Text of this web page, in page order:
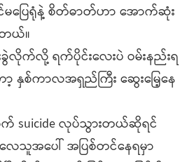
င်မပြေရုံနဲ့ စိတ်ဓာတ်ဟာ အောက်ဆုံး
ယ်။
လိုက်လို့ ရက်ပိုင်းလေးပဲ ဝမ်းနည်းရ
နှစ်ကာလအရှည်ကြီး ဆွေးမြေ့နေ
suicide လုပ်သွားတယ်ဆိုရင်
သူအပေါ် အပြစ်တင်နေရမှာ